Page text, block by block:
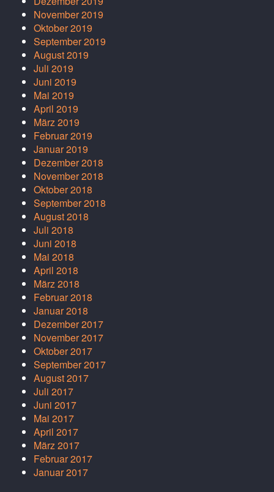
November 2019
Oktober 2019
September 2019
August 2019
Juli 2019
Juni 2019
Mai 2019
April 2019
März 2019
Februar 2019
Januar 2019
Dezember 2018
November 2018
Oktober 2018
September 2018
August 2018
Juli 2018
Juni 2018
Mai 2018
April 2018
März 2018
Februar 2018
Januar 2018
Dezember 2017
November 2017
Oktober 2017
September 2017
August 2017
Juli 2017
Juni 2017
Mai 2017
April 2017
März 2017
Februar 2017
Januar 2017